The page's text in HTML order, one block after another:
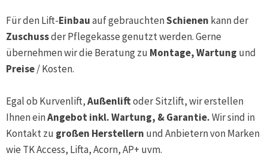
Für den Lift-Einbauauf gebrauchtenSchienen kann der
Zuschussder Pflegekasse genutzt werden. Gerne
übernehmen wir die Beratung zu Montage, Wartung und
Preise/ Kosten.
Egal ob Kurvenlift,Außenliftoder Sitzlift, wir erstellen
Ihnen einAngebot inkl. Wartung, & Garantie.Wir sind in
Kontakt zu großen Herstellern und Anbietern von Marken
wie TK Access, Lifta, Acorn, AP+ uvm.